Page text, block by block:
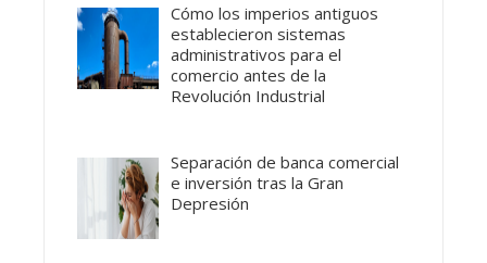
Cómo los imperios antiguos
establecieron sistemas
administrativos para el
comercio antes de la
Revolución Industrial
Separación de banca comercial
e inversión tras la Gran
Depresión